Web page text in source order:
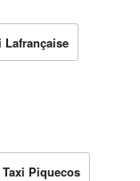
Lafrançaise
Taxi Piquecos